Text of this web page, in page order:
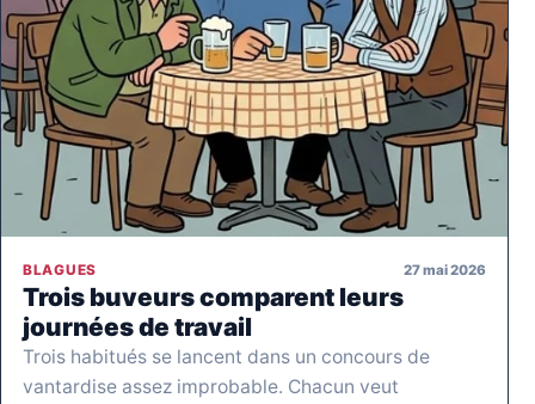
BLAGUES 27 mai 2026
Trois buveurs comparent leurs
journées de travail
Trois habitués se lancent dans un concours de
vantardise assez improbable. Chacun veut